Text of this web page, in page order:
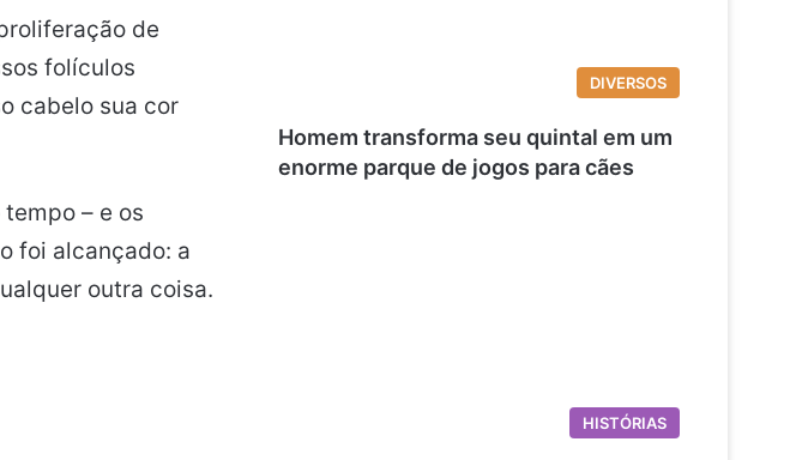
de
folículos
cabelo sua cor
– e os
foi alcançado: a
outra coisa.
DIVERSOS
Homem transforma seu quintal em um
enorme parque de jogos para cães
HISTÓRIAS